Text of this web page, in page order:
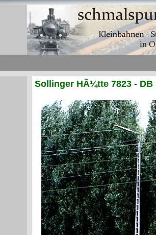
Sollinger HÃ¼tte 7823 - DB